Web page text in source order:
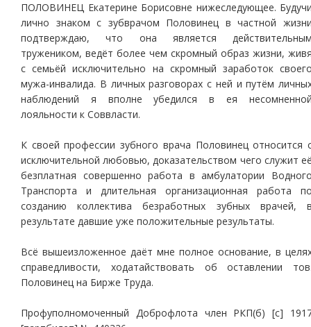
ПОЛОВИНЕЦ Екатерине Борисовне нижеследующее.
лично знаком с зубврачом Половинец в частной
подтверждаю, что она является
тружеником, ведёт более чем скромный образ жизни,
с семьёй исключительно на скромный заработок
мужа-инвалида. В личных разговорах с ней и путём
наблюдений я вполне убедился в ея
лояльности к Соввласти.
К своей профессии зубного врача Половинец относится
исключительной любовью, доказательством чего служит
безплатная совершенно работа в амбулатории
Транспорта и длительная организационная работа
созданию коллектива безработных зубных врачей,
результате давшие уже положительные результаты.
Всё вышеизложенное даёт мне полное основание, в
справедливости, ходатайствовать об оставлении
Половинец на Бирже Труда.
Профуполномоченный Доброфлота член РКП(б) [с]